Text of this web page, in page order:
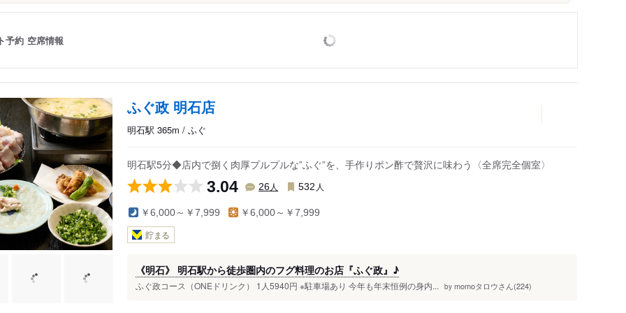
予約 空席情報
ふぐ政 明石店
明石駅 365m / ふぐ
明石駅5分◆店内で捌く肉厚プルプルな”ふぐ”を、手作りポン酢で贅沢に味わう〈全席完全個室〉
3.04 26人 532 人
￥6,000～￥7,999 ￥6,000～￥7,999
貯まる
《明石》 明石駅から徒歩圏内のフグ料理のお店『ふぐ政』♪
ふぐ政コース（ONEドリンク） 1人5940円 ※駐車場あり 今年も年末恒例の身内... by momoタロウさん(224)